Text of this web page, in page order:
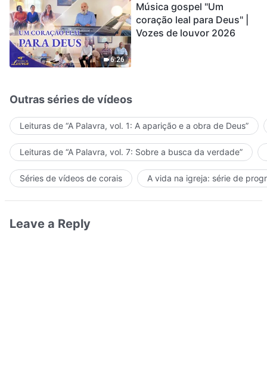
6:26
Música gospel "Um
coração leal para Deus" |
Vozes de louvor 2026
Outras séries de vídeos
Leituras de “A Palavra, vol. 1: A aparição e a obra de Deus”
Leituras de “A Palavra, vol. 7: Sobre a busca da verdade”
Séries de vídeos de corais A vida na igreja: série de
Leave a Reply